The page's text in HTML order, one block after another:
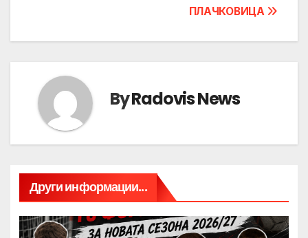
ПЛАЧКОВИЦА
ByRadovis News
Други информации...